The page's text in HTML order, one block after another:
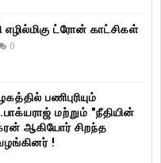
எழில்மிகு ட்ரோன் காட்சிகள்
0
பணிபுரியும்
மற்றும் "நீதியின்
ஆகியோர் சிறந்த
!